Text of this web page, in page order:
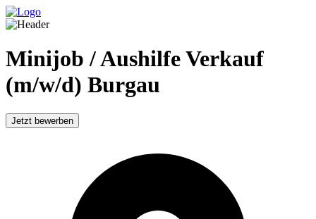
Minijob / Aushilfe Verkauf
(m/w/d) Burgau
Jetzt bewerben